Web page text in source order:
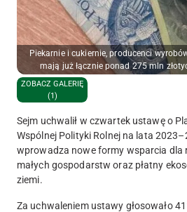
Piekarnie i cukiernie, producenci
mają już łącznie ponad 275 mln
ZOBACZ GALERIĘ
(1)
Sejm uchwalił w czwartek ustawę o
Wspólnej Polityki Rolnej na lata
wprowadza nowe formy wsparcia dla
małych gospodarstw oraz płatny
ziemi.
Za uchwaleniem ustawy głosowało